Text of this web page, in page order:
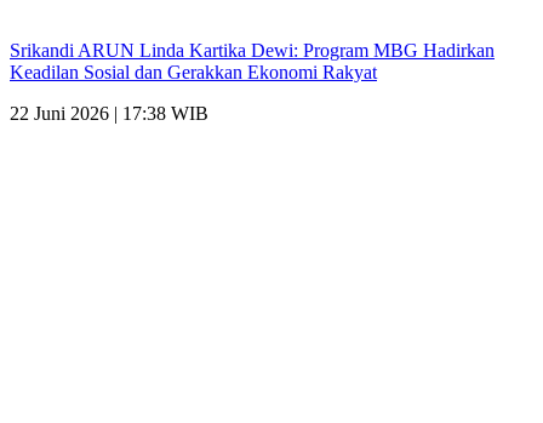
Srikandi ARUN Linda Kartika Dewi: Program MBG Hadirkan
Keadilan Sosial dan Gerakkan Ekonomi Rakyat
22 Juni 2026 | 17:38 WIB